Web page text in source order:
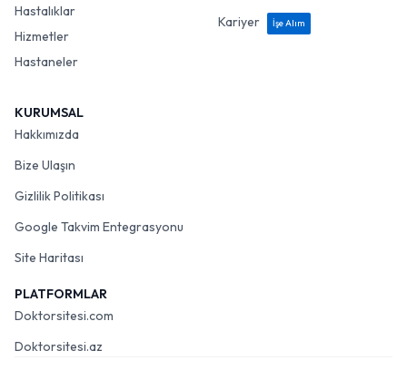
Hastalıklar
Hizmetler
Hastaneler
Kariyer
İşe Alım
KURUMSAL
Hakkımızda
Bize Ulaşın
Gizlilik Politikası
Google Takvim Entegrasyonu
Site Haritası
PLATFORMLAR
Doktorsitesi.com
Doktorsitesi.az